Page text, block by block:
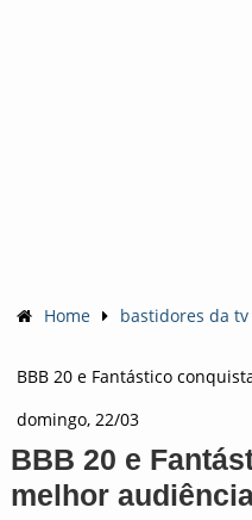
Home bastidores da tv
BBB 20 e Fantástico
domingo, 22/03
BBB 20 e
melhor